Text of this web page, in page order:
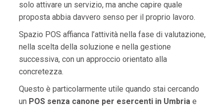
solo attivare un servizio, ma anche capire quale
proposta abbia davvero senso per il proprio lavoro.
Spazio POS affianca l’attività nella fase di valutazione,
nella scelta della soluzione e nella gestione
successiva, con un approccio orientato alla
concretezza.
Questo è particolarmente utile quando stai cercando
un POS senza canone per esercenti in Umbriae